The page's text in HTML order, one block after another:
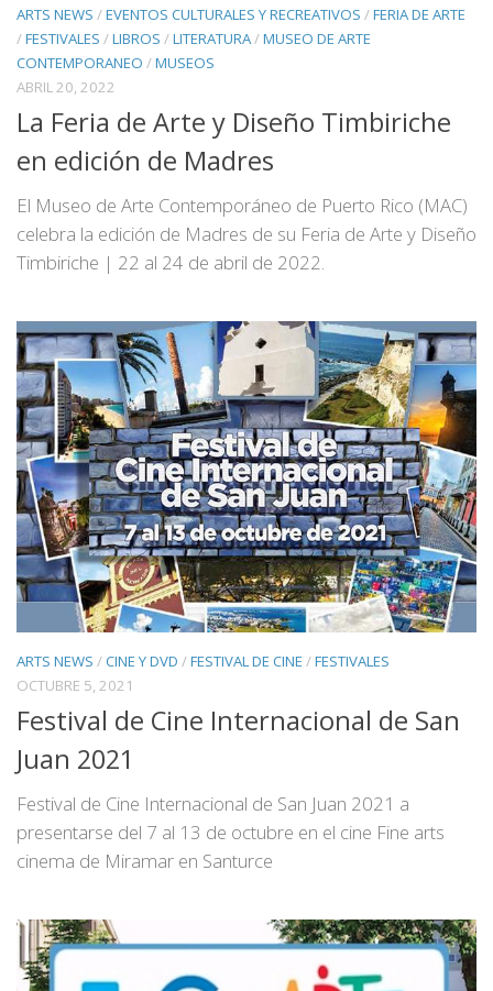
ARTS NEWS /EVENTOS CULTURALES Y RECREATIVOS /FERIA DE ARTE
/FESTIVALES /LIBROS /LITERATURA/MUSEO DE ARTE
CONTEMPORANEO /MUSEOS
ABRIL 20, 2022
La Feria de Arte y Diseño Timbiriche
en edición de Madres
El Museo de Arte Contemporáneo de Puerto Rico (MAC)
celebra la edición de Madres de su Feria de Arte y Diseño
Timbiriche | 22 al 24 de abril de 2022.
ARTS NEWS /CINE Y DVD /FESTIVAL DE CINE /FESTIVALES
OCTUBRE 5, 2021
Festival de Cine Internacional de San
Juan 2021
Festival de Cine Internacional de San Juan 2021 a
presentarse del 7 al 13 de octubre en el cine Fine arts
cinema de Miramar en Santurce